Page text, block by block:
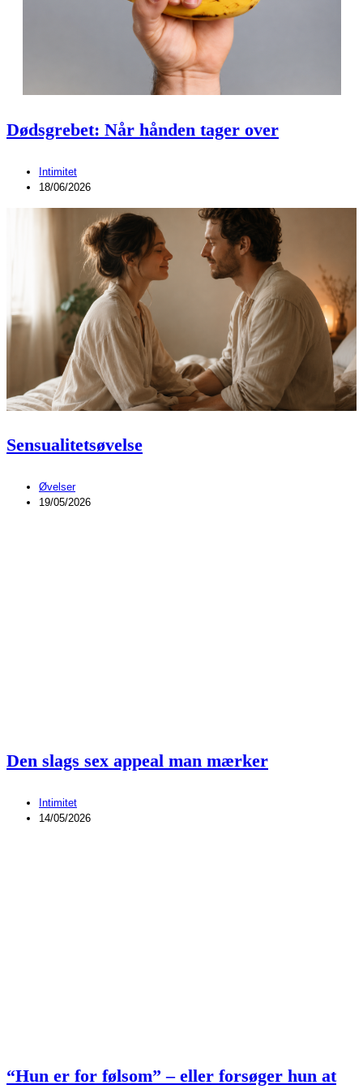
Dødsgrebet: Når hånden tager over
Intimitet
18/06/2026
Sensualitetsøvelse
Øvelser
19/05/2026
Den slags sex appeal man mærker
Intimitet
14/05/2026
“Hun er for følsom” – eller forsøger hun at